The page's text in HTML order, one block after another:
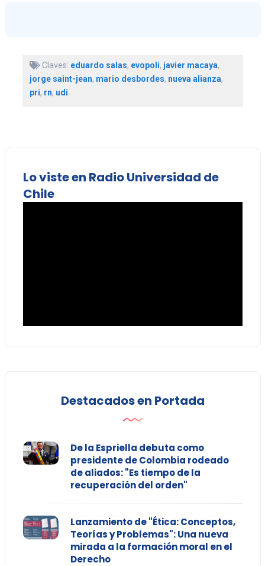
Claves: eduardo salas, evopoli, javier macaya,
jorge saint-jean, mario desbordes, nueva alianza,
pri, rn, udi
Lo viste en Radio Universidad de
Chile
Destacados en Portada
De la Espriella debuta como
presidente de Colombia rodeado
de aliados: "Es tiempo de la
recuperación del orden"
Lanzamiento de "Ética: Conceptos,
Teorías y Problemas": Una nueva
mirada a la formación moral en el
Derecho